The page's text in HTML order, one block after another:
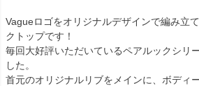
Vagueロゴをオリジナルデザインで編み立
クトップです！
毎回大好評いただいているペアルックシリ
した。
首元のオリジナルリブをメインに、ボディ